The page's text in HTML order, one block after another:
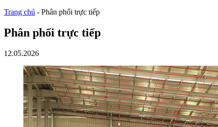
Trang chủ - Phân phối trực tiếp
Phân phối trực tiếp
12.05.2026